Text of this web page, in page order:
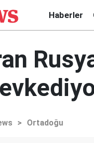
Haberler
> Ortadoğu